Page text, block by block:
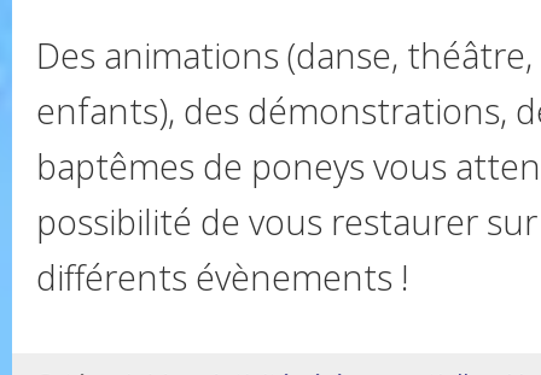
Des animations (danse,
enfants), des démonstrations,
baptêmes de poneys vous
possibilité de vous restaurer sur
différents évènements !